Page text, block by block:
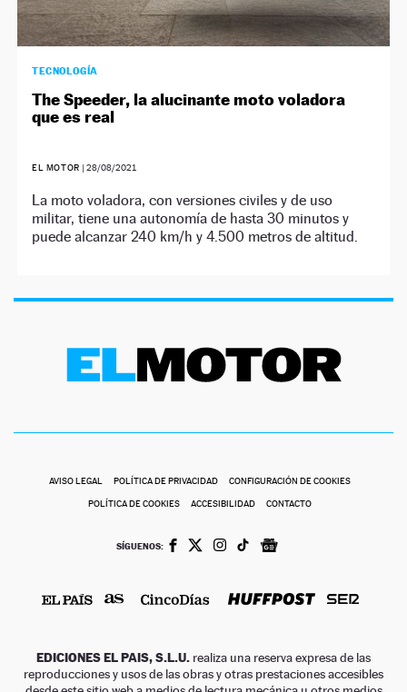
TECNOLOGÍA
The Speeder, la alucinante moto voladora
que es real
EL MOTOR | 28/08/2021
La moto voladora, con versiones civiles y de uso
militar, tiene una autonomía de hasta 30 minutos y
puede alcanzar 240 km/h y 4.500 metros de altitud.
AVISO LEGAL POLÍTICA DE PRIVACIDAD CONFIGURACIÓN DE COOKIES
POLÍTICA DE COOKIES ACCESIBILIDAD CONTACTO
SÍGUENOS:
EDICIONES EL PAIS, S.L.U. realiza una reserva expresa de las
reproducciones y usos de las obras y otras prestaciones accesibles